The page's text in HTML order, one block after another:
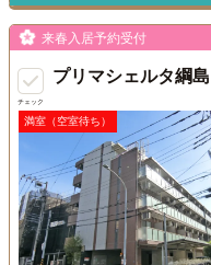
チェック
来春入居予約受付
プリマシェルタ綱島
満室（空室待ち）